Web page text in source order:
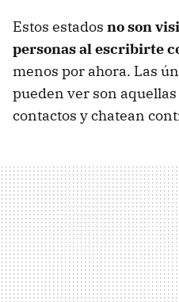
Estos estados no son
personas al escribirte
menos por ahora. Las
pueden ver son
contactos y chatean